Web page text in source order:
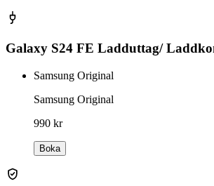
Galaxy S24 FE Ladduttag/
Samsung Original
Samsung Original
990 kr
Boka